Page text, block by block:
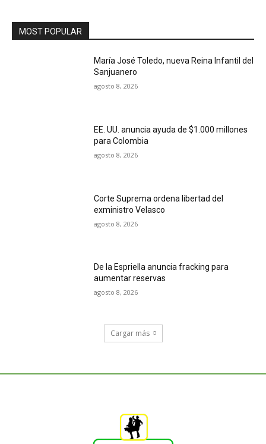
MOST POPULAR
María José Toledo, nueva Reina Infantil del
Sanjuanero
agosto 8, 2026
EE. UU. anuncia ayuda de $1.000 millones
para Colombia
agosto 8, 2026
Corte Suprema ordena libertad del
exministro Velasco
agosto 8, 2026
De la Espriella anuncia fracking para
aumentar reservas
agosto 8, 2026
Cargar más